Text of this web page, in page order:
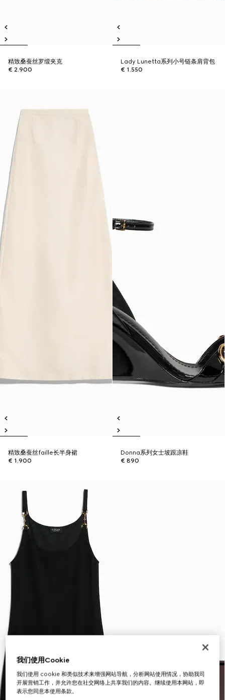
精致桑蚕丝罗缎夹克
€ 2.900
Lady Lunetta系列小号链条肩背包
€ 1.550
精致桑蚕丝faille长半身裙
€ 1.900
Donna系列女士坡跟凉鞋
€ 890
我们使用Cookie
我们使用 cookie 和类似技术来增强网站导航，分析网站使用情况，协助我司
开展营销工作，并允许您在社交网络上共享我们的内容。继续使用本网站，即
表示您同意本使用条款。